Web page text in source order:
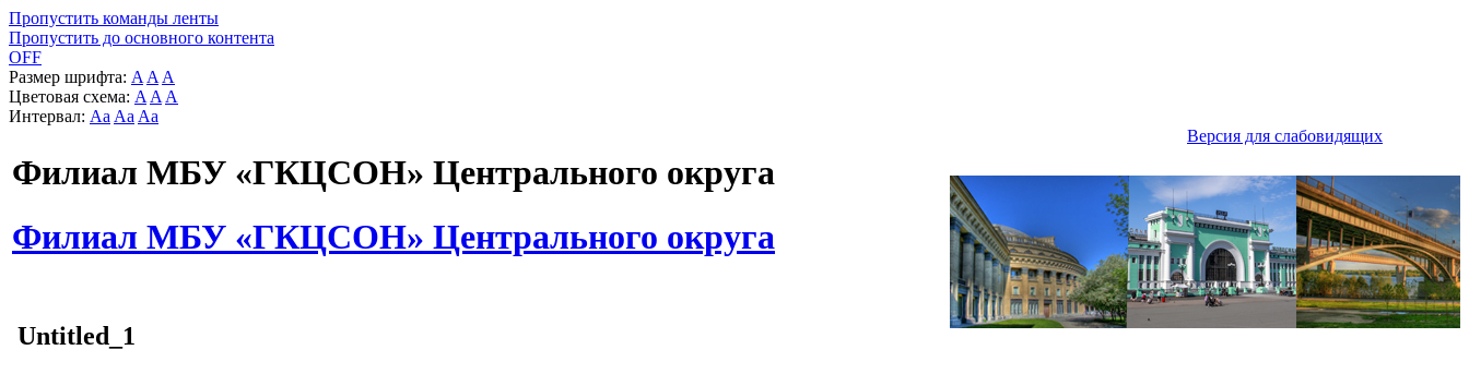
Пропустить команды ленты
Пропустить до основного контента
OFF
Размер шрифта: A A A
Цветовая схема: A A A
Интервал: Aa Aa Aa
Версия для слабовидящих
Филиал МБУ «ГКЦСОН» Центрального округа
Филиал МБУ «ГКЦСОН» Центрального округа
Untitled_1